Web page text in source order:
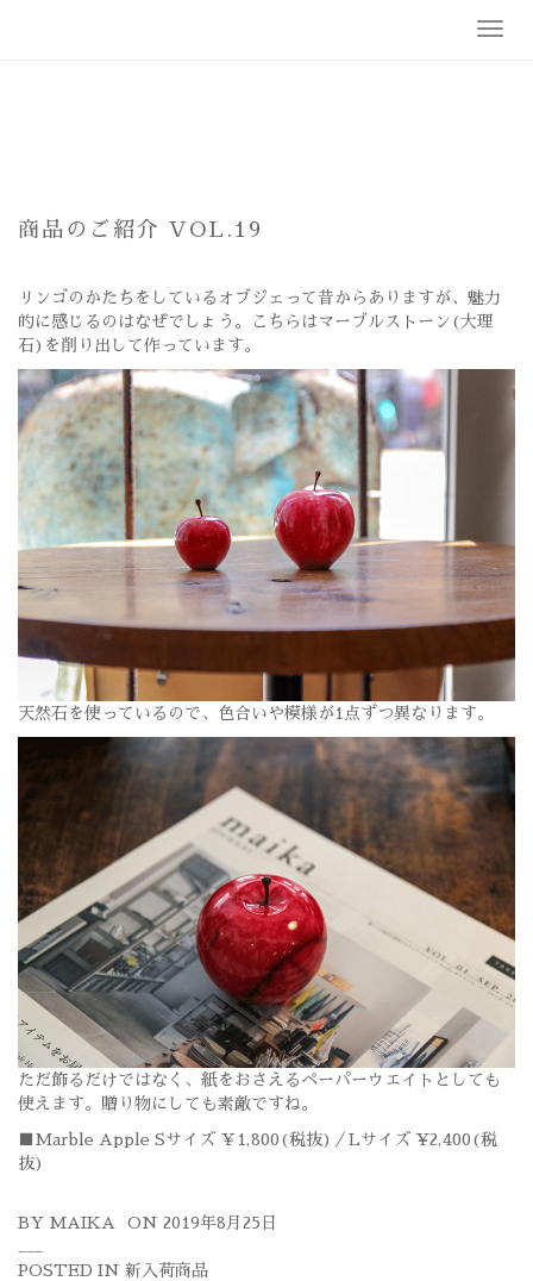
T
a
t
商品のご紹介 VOL.19
リンゴのかたちをしているオブジェって昔からありますが、魅力
的に感じるのはなぜでしょう。こちらはマーブルストーン(大理
石)を削り出して作っています。
天然石を使っているので、色合いや模様が1点ずつ異なります。
ただ飾るだけではなく、紙をおさえるペーパーウエイトとしても
使えます。贈り物にしても素敵ですね。
■Marble Apple Sサイズ ￥1,800(税抜)／Lサイズ ¥2,400(税
抜)
BY MAIKA ON 2019年8月25日
POSTED IN 新入荷商品